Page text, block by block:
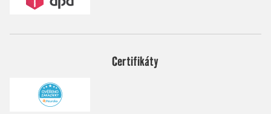
Certifikáty